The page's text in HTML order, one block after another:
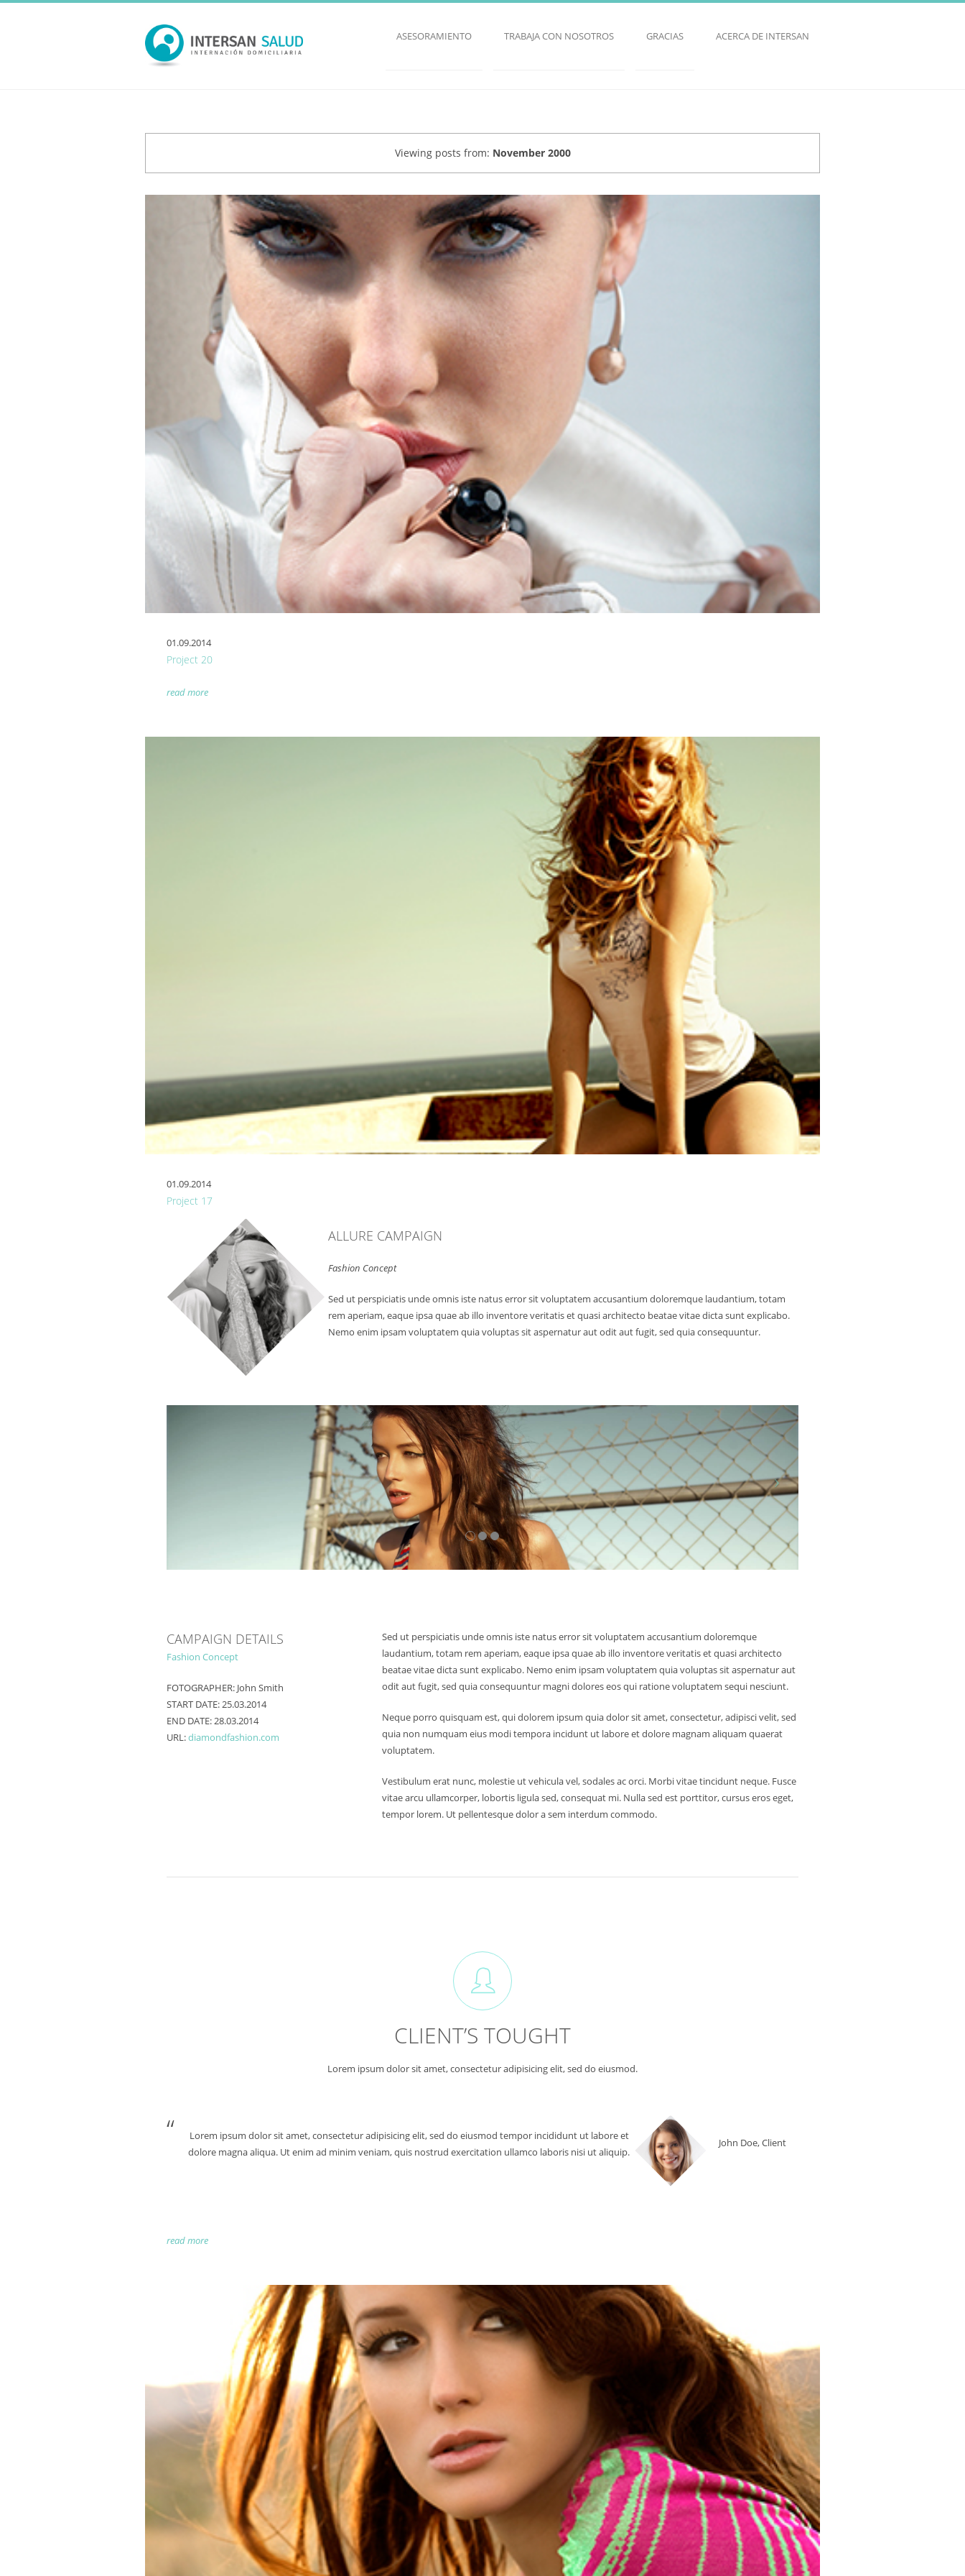
ASESORAMIENTO TRABAJA CON NOSOTROS GRACIAS ACERCA DE INTERSAN
Viewing posts from: November 2000
01.09.2014
Project 20
read more
01.09.2014
Project 17
ALLURE CAMPAIGN
Fashion Concept
Sed ut perspiciatis unde omnis iste natus error sit voluptatem accusantium doloremque laudantium, totam
rem aperiam, eaque ipsa quae ab illo inventore veritatis et quasi architecto beatae vitae dicta sunt explicabo.
Nemo enim ipsam voluptatem quia voluptas sit aspernatur aut odit aut fugit, sed quia consequuntur.
CAMPAIGN DETAILS
Fashion Concept
FOTOGRAPHER: John Smith
START DATE:25.03.2014
END DATE:28.03.2014
URL:diamondfashion.com
Sed ut perspiciatis unde omnis iste natus error sit voluptatem accusantium doloremque
laudantium, totam rem aperiam, eaque ipsa quae ab illo inventore veritatis et quasi architecto
beatae vitae dicta sunt explicabo. Nemo enim ipsam voluptatem quia voluptas sit aspernatur aut
odit aut fugit, sed quia consequuntur magni dolores eos qui ratione voluptatem sequi nesciunt.
Neque porro quisquam est, qui dolorem ipsum quia dolor sit amet, consectetur, adipisci velit, sed
quia non numquam eius modi tempora incidunt ut labore et dolore magnam aliquam quaerat
voluptatem.
Vestibulum erat nunc, molestie ut vehicula vel, sodales ac orci. Morbi vitae tincidunt neque. Fusce
vitae arcu ullamcorper, lobortis ligula sed, consequat mi. Nulla sed est porttitor, cursus eros eget,
tempor lorem. Ut pellentesque dolor a sem interdum commodo.
CLIENT’S TOUGHT
Lorem ipsum dolor sit amet, consectetur adipisicing elit, sed do eiusmod.
Lorem ipsum dolor sit amet, consectetur adipisicing elit, sed do eiusmod tempor incididunt ut labore et
dolore magna aliqua. Ut enim ad minim veniam, quis nostrud exercitation ullamco laboris nisi ut aliquip.
John Doe, Client
read more